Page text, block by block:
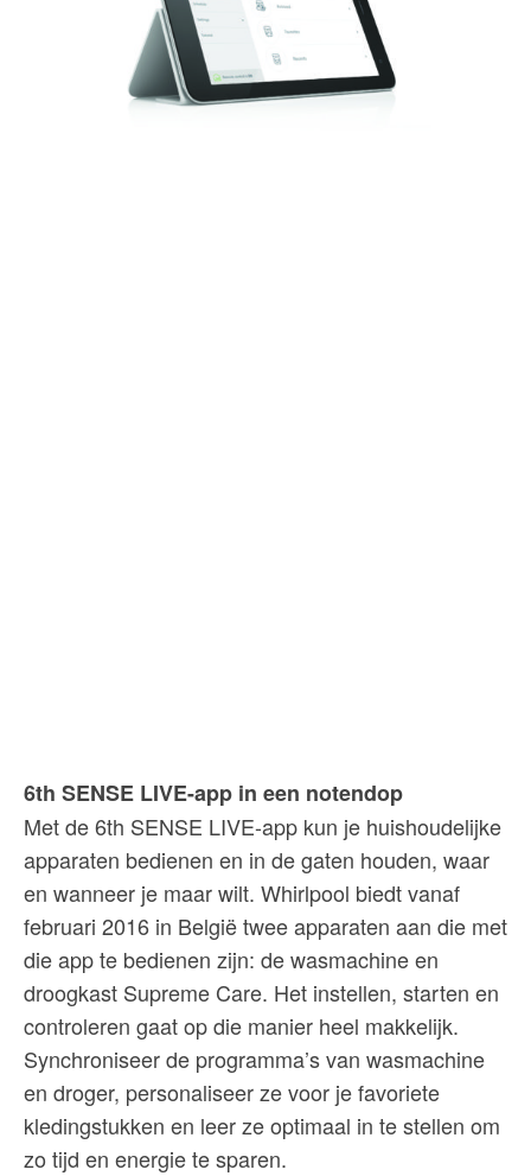
6th SENSE LIVE-app in een notendop
Met de 6th SENSE LIVE-app kun je huishoudelijke
apparaten bedienen en in de gaten houden, waar
en wanneer je maar wilt. Whirlpool biedt vanaf
februari 2016 in België twee apparaten aan die met
die app te bedienen zijn: de wasmachine en
droogkast Supreme Care. Het instellen, starten en
controleren gaat op die manier heel makkelijk.
Synchroniseer de programma’s van wasmachine
en droger, personaliseer ze voor je favoriete
kledingstukken en leer ze optimaal in te stellen om
zo tijd en energie te sparen.